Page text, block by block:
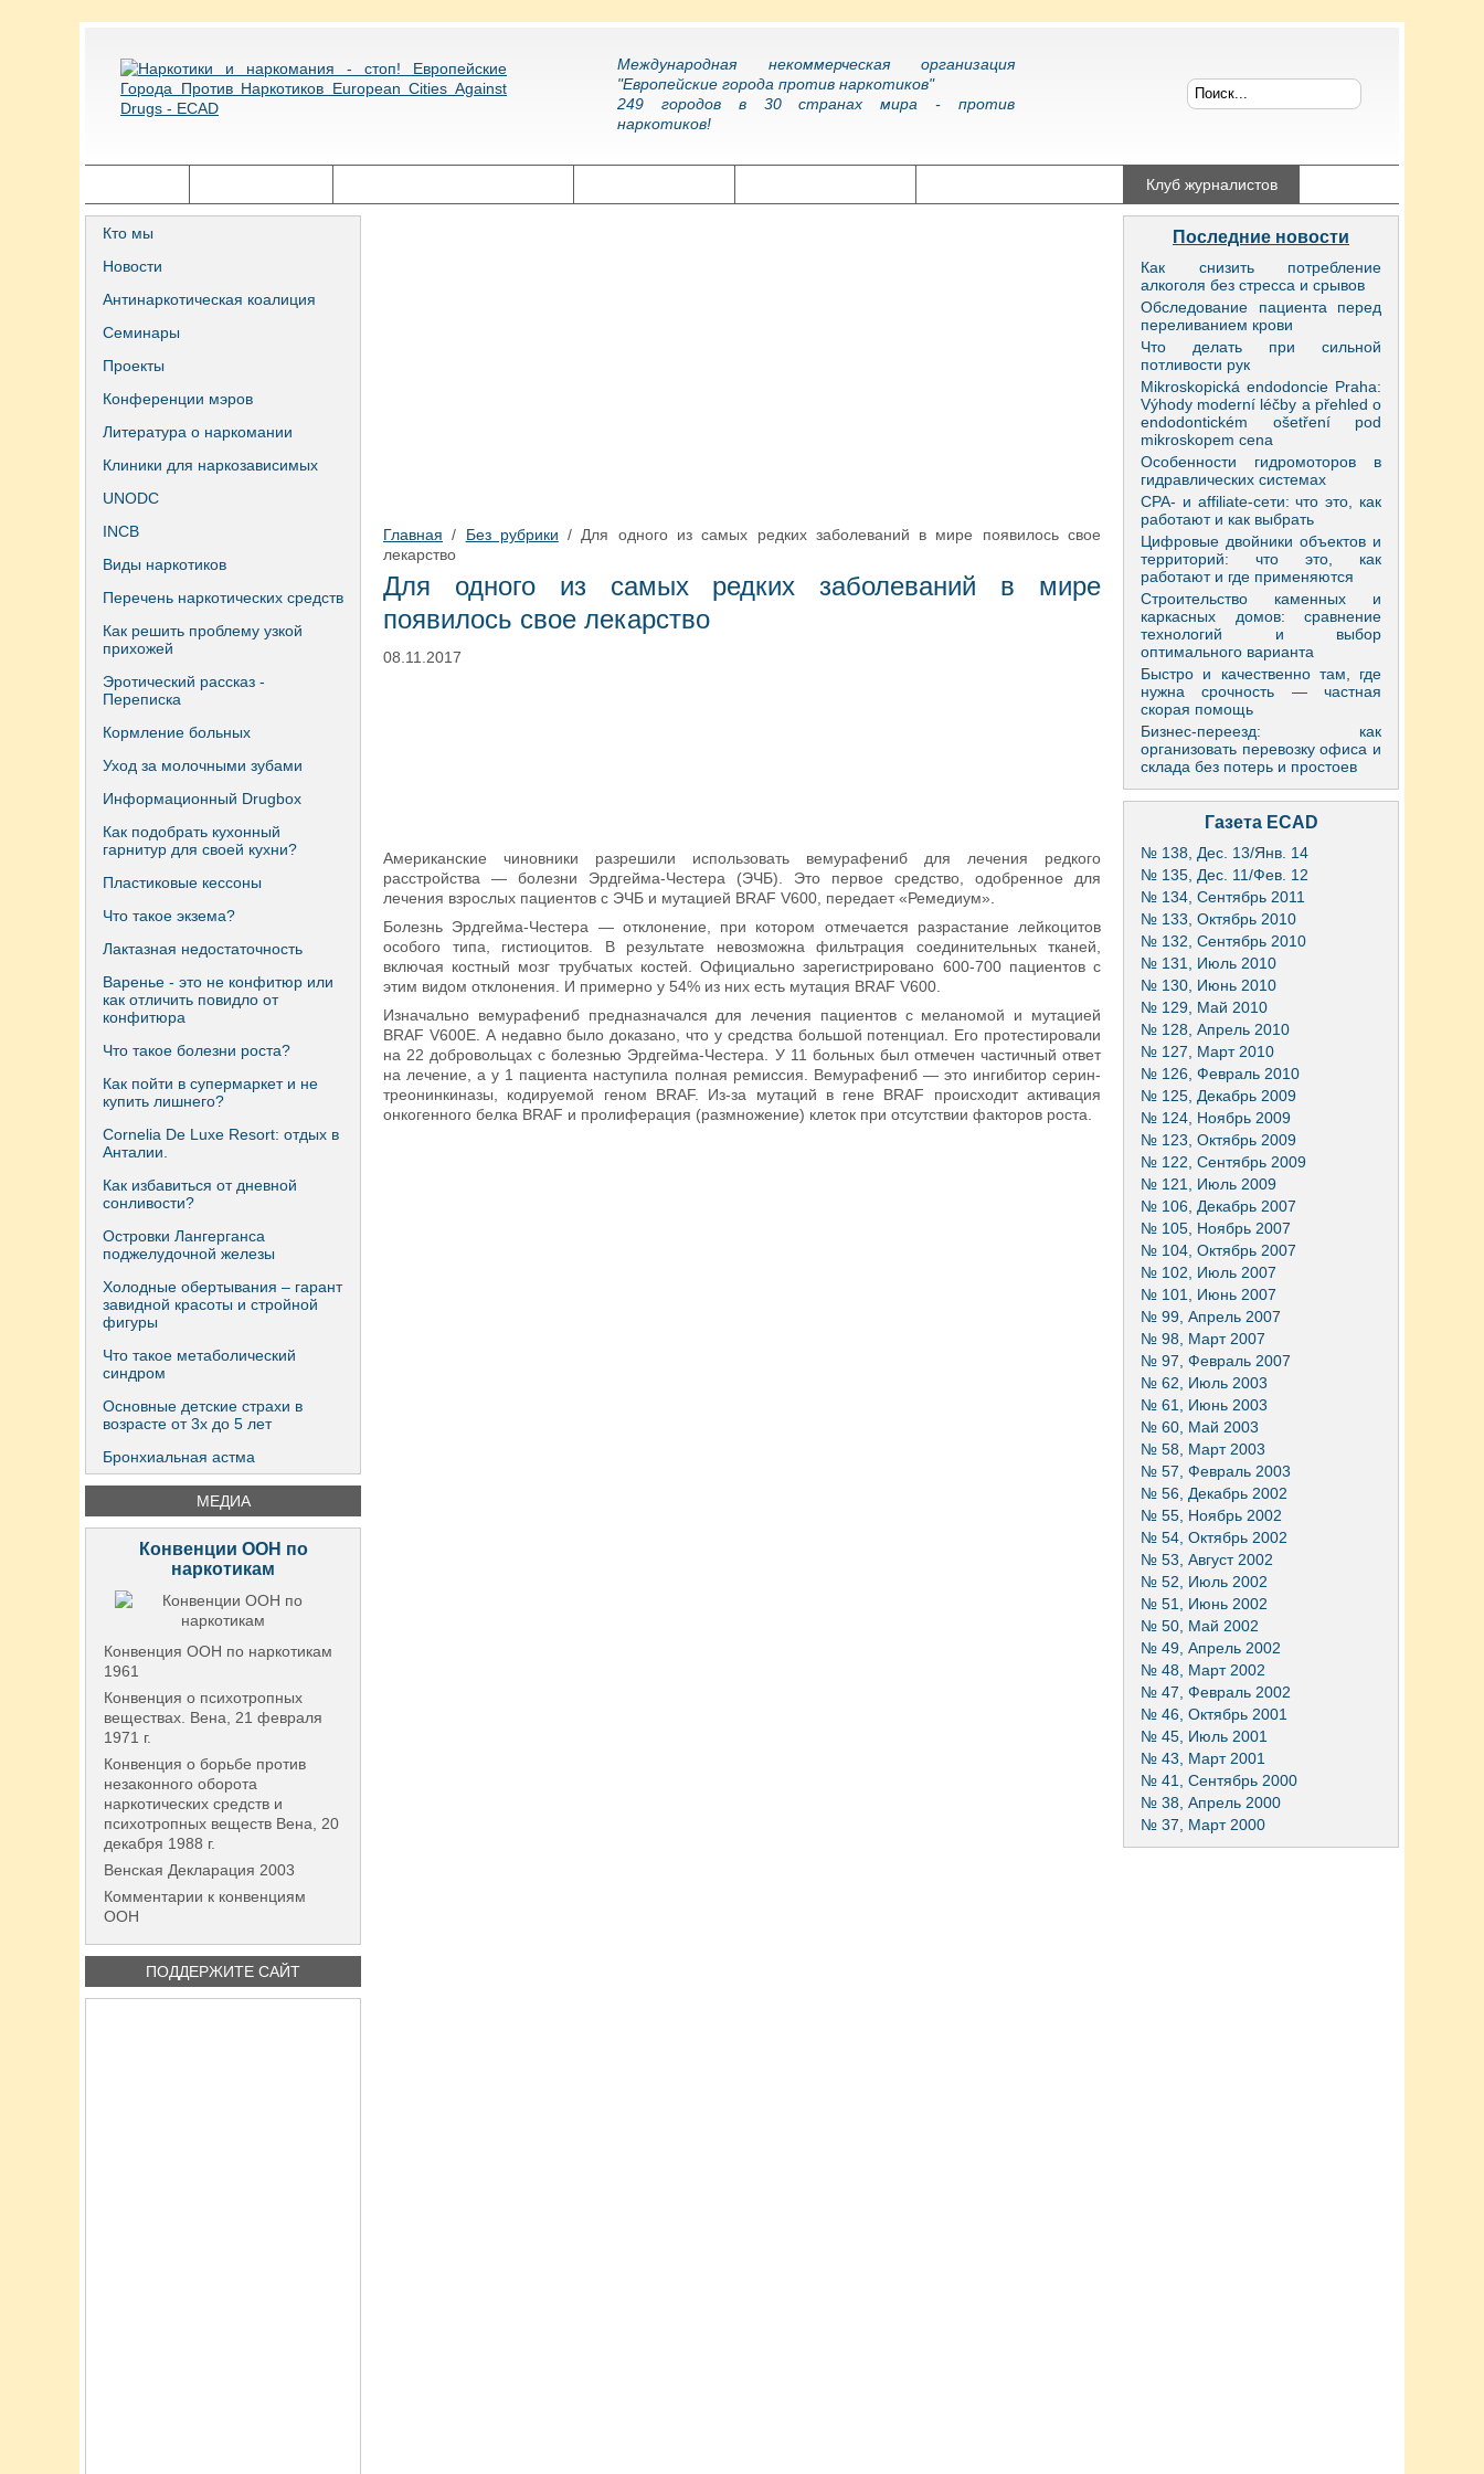
Международная некоммерческая организация
"Европейские города против наркотиков"
249 городов в 30 странах мира - против
наркотиков!
Клуб журналистов
Кто мы
Новости
Антинаркотическая коалиция
Семинары
Проекты
Конференции мэров
Литература о наркомании
Клиники для наркозависимых
UNODC
INCB
Виды наркотиков
Перечень наркотических средств
Как решить проблему узкой
прихожей
Эротический рассказ -
Переписка
Кормление больных
Уход за молочными зубами
Информационный Drugbox
Как подобрать кухонный
гарнитур для своей кухни?
Пластиковые кессоны
Что такое экзема?
Лактазная недостаточность
Варенье - это не конфитюр или
как отличить повидло от
конфитюра
Что такое болезни роста?
Как пойти в супермаркет и не
купить лишнего?
Сornelia De Luxe Resort: отдых в
Анталии.
Как избавиться от дневной
сонливости?
Островки Лангерганса
поджелудочной железы
Холодные обертывания – гарант
завидной красоты и стройной
фигуры
Что такое метаболический
синдром
Основные детские страхи в
возрасте от 3х до 5 лет
Бронхиальная астма
МЕДИА
Конвенции ООН по
наркотикам
Конвенция ООН по наркотикам
1961
Конвенция о психотропных
веществах. Вена, 21 февраля
1971 г.
Конвенция о борьбе против
незаконного оборота
наркотических средств и
психотропных веществ Вена, 20
декабря 1988 г.
Венская Декларация 2003
Комментарии к конвенциям
ООН
ПОДДЕРЖИТЕ САЙТ
Главная / Без рубрики / Для одного из самых редких заболеваний в мире появилось свое
лекарство
Для одного из самых редких заболеваний в мире
появилось свое лекарство
08.11.2017
Американские чиновники разрешили использовать вемурафениб для лечения редкого
расстройства — болезни Эрдгейма-Честера (ЭЧБ). Это первое средство, одобренное для
лечения взрослых пациентов с ЭЧБ и мутацией BRAF V600, передает «Ремедиум».
Болезнь Эрдгейма-Честера — отклонение, при котором отмечается разрастание лейкоцитов
особого типа, гистиоцитов. В результате невозможна фильтрация соединительных тканей,
включая костный мозг трубчатых костей. Официально зарегистрировано 600-700 пациентов с
этим видом отклонения. И примерно у 54% из них есть мутация BRAF V600.
Изначально вемурафениб предназначался для лечения пациентов с меланомой и мутацией
BRAF V600E. А недавно было доказано, что у средства большой потенциал. Его протестировали
на 22 добровольцах с болезнью Эрдгейма-Честера. У 11 больных был отмечен частичный ответ
на лечение, а у 1 пациента наступила полная ремиссия. Вемурафениб — это ингибитор серин-
треонинкиназы, кодируемой геном BRAF. Из-за мутаций в гене BRAF происходит активация
онкогенного белка BRAF и пролиферация (размножение) клеток при отсутствии факторов роста.
Последние новости
Как снизить потребление
алкоголя без стресса и срывов
Обследование пациента перед
переливанием крови
Что делать при сильной
потливости рук
Mikroskopická endodoncie Praha:
Výhody moderní léčby a přehled o
endodontickém ošetření pod
mikroskopem cena
Особенности гидромоторов в
гидравлических системах
CPA- и affiliate-сети: что это, как
работают и как выбрать
Цифровые двойники объектов и
территорий: что это, как
работают и где применяются
Строительство каменных и
каркасных домов: сравнение
технологий и выбор
оптимального варианта
Быстро и качественно там, где
нужна срочность — частная
скорая помощь
Бизнес-переезд: как
организовать перевозку офиса и
склада без потерь и простоев
Газета ECAD
№ 138, Дес. 13/Янв. 14
№ 135, Дес. 11/Фев. 12
№ 134, Сентябрь 2011
№ 133, Октябрь 2010
№ 132, Сентябрь 2010
№ 131, Июль 2010
№ 130, Июнь 2010
№ 129, Май 2010
№ 128, Апрель 2010
№ 127, Март 2010
№ 126, Февраль 2010
№ 125, Декабрь 2009
№ 124, Ноябрь 2009
№ 123, Октябрь 2009
№ 122, Сентябрь 2009
№ 121, Июль 2009
№ 106, Декабрь 2007
№ 105, Ноябрь 2007
№ 104, Октябрь 2007
№ 102, Июль 2007
№ 101, Июнь 2007
№ 99, Апрель 2007
№ 98, Март 2007
№ 97, Февраль 2007
№ 62, Июль 2003
№ 61, Июнь 2003
№ 60, Май 2003
№ 58, Март 2003
№ 57, Февраль 2003
№ 56, Декабрь 2002
№ 55, Ноябрь 2002
№ 54, Октябрь 2002
№ 53, Август 2002
№ 52, Июль 2002
№ 51, Июнь 2002
№ 50, Май 2002
№ 49, Апрель 2002
№ 48, Март 2002
№ 47, Февраль 2002
№ 46, Октябрь 2001
№ 45, Июль 2001
№ 43, Март 2001
№ 41, Сентябрь 2000
№ 38, Апрель 2000
№ 37, Март 2000